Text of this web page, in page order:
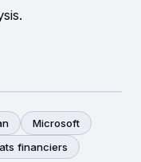
Microsoft
financiers